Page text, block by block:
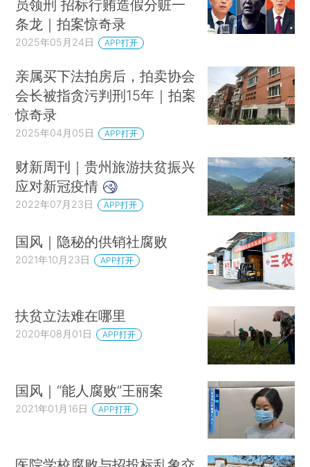
员领刑 招标行贿造假分赃一
条龙｜拍案惊奇录
2025年05月24日 APP打开
亲属买下法拍房后，拍卖协会
会长被指贪污判刑15年｜拍案
惊奇录
2025年04月05日 APP打开
财新周刊｜贵州旅游扶贫振兴
应对新冠疫情
2022年07月23日 APP打开
国风｜隐秘的供销社腐败
2021年10月23日 APP打开
扶贫立法难在哪里
2020年08月01日 APP打开
国风｜“能人腐败”王丽案
2021年01月16日 APP打开